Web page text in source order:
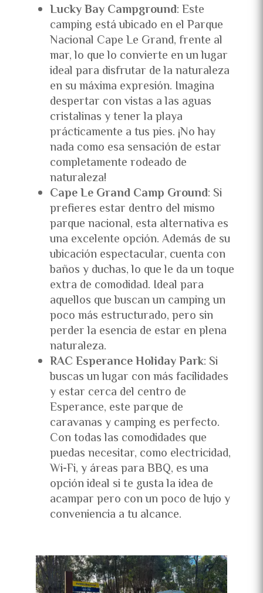
Lucky Bay Campground: Este
camping está ubicado en el Parque
Nacional Cape Le Grand, frente al
mar, lo que lo convierte en un lugar
ideal para disfrutar de la naturaleza
en su máxima expresión. Imagina
despertar con vistas a las aguas
cristalinas y tener la playa
prácticamente a tus pies. ¡No hay
nada como esa sensación de estar
completamente rodeado de
naturaleza!
Cape Le Grand Camp Ground: Si
prefieres estar dentro del mismo
parque nacional, esta alternativa es
una excelente opción. Además de su
ubicación espectacular, cuenta con
baños y duchas, lo que le da un toque
extra de comodidad. Ideal para
aquellos que buscan un camping un
poco más estructurado, pero sin
perder la esencia de estar en plena
naturaleza.
RAC Esperance Holiday Park: Si
buscas un lugar con más facilidades
y estar cerca del centro de
Esperance, este parque de
caravanas y camping es perfecto.
Con todas las comodidades que
puedas necesitar, como electricidad,
Wi-Fi, y áreas para BBQ, es una
opción ideal si te gusta la idea de
acampar pero con un poco de lujo y
conveniencia a tu alcance.